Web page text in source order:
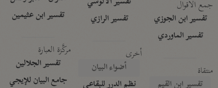
جمع الأقوال
تفسير ابن الجوزي
تفسير الماوردي
منتقاة
تفسير ابن القيم
تفسير الرازي
أخرى
أضواء البيان
نظم الدرر للبقاعي
تفسير ابن عثيمين
مركَّزة العبارة
تفسير الجلالين
جامع البيان للإيجي